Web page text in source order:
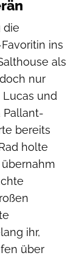
die
ins
als
nur
und
Pallant-
bereits
holte
ihr,
über